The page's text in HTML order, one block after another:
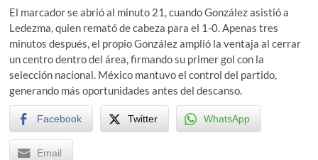
El marcador se abrió al minuto 21, cuando González asistió a
Ledezma, quien remató de cabeza para el 1-0. Apenas tres
minutos después, el propio González amplió la ventaja al cerrar
un centro dentro del área, firmando su primer gol con la
selección nacional. México mantuvo el control del partido,
generando más oportunidades antes del descanso.
Facebook Twitter WhatsApp
Email